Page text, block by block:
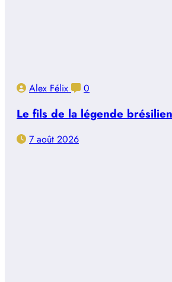
Alex Félix 0
Le fils de la légende
7 août 2026